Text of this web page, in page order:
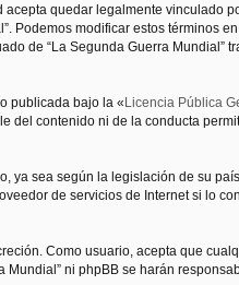
acepta quedar legalmente vinculado
Podemos modificar estos términos
de “La Segunda Guerra Mundial”
publicada bajo la « Licencia Pública
del contenido ni de la conducta
ya sea según la legislación de su
de servicios de Internet si lo
Como usuario, acepta que
ni phpBB se harán